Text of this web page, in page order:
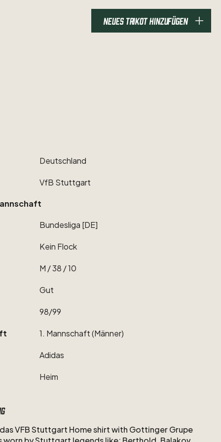
NEUES TRIKOT HINZUFÜGEN
Deutschland
VfB Stuttgart
Bundesliga [DE]
Kein Flock
M ​/​38 ​/​10
Gut
98​/​99
1. Mannschaft(Männer)
Adidas
Heim
VFBStuttgart Homeshirtwith GottingerGrupe